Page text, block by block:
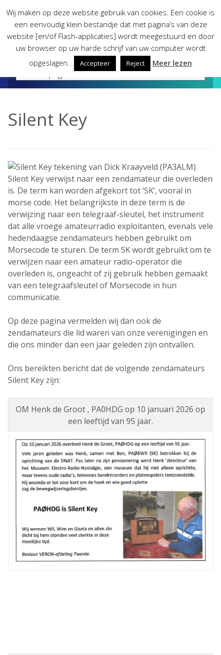
content
Silent Key
Silent Key verwijst naar een zendamateur die overleden
is. De term kan worden afgekort tot ‘SK’, vooral in
morse code. Het belangrijkste in deze term is de
verwijzing naar een telegraaf-sleutel, het instrument
dat alle vroege amateurradio exploitanten, evenals vele
hedendaagse zendamateurs hebben gebruikt om
Morsecode te sturen. De term SK wordt gebruikt om te
verwijzen naar een amateur radio-operator die
overleden is, ongeacht of zij gebruik hebben gemaakt
van een telegraafsleutel of Morsecode in hun
communicatie.
Op deze pagina vermelden wij dan ook de
zendamateurs die lid waren van onze verenigingen en
die ons minder dan een jaar geleden zijn ontvallen.
Ons bereikten bericht dat de volgende zendamateurs
Silent Key zijn:
OM Henk de Groot , PA0HDG op 10 januari 2026 op
een leeftijd van 95 jaar.
Wij maken op deze website gebruik van cookies. Een cookie is
een eenvoudig klein bestandje dat met pagina’s van deze
website [en/of Flash-applicaties] wordt meegestuurd en door
uw browser op uw harde schrijf van uw computer wordt
opgeslagen..
Accepteer Reject Meer lezen